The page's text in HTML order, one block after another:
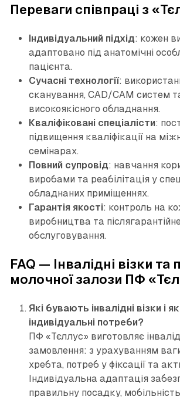
Переваги співпраці з
Індивідуальний підхід: кожен
адаптовано під анатомічні
пацієнта.
Сучасні технології:
сканування, CAD/CAM систем
високоякісного обладнання.
Кваліфіковані спеціалісти:
підвищення кваліфікації на
семінарах.
Повний супровід: навчання
виробами та реабілітація у
обладнаних приміщеннях.
Гарантія якості: контроль на
виробництва та
обслуговування.
FAQ — Інвалідні візки та
молочної залози ПФ
Які бувають інвалідні візки і
індивідуальні потреби?
ПФ «Тєллус» виготовляє
замовлення: з урахуванням
хребта, потреб у фіксації та
Індивідуальна адаптація
правильну посадку,